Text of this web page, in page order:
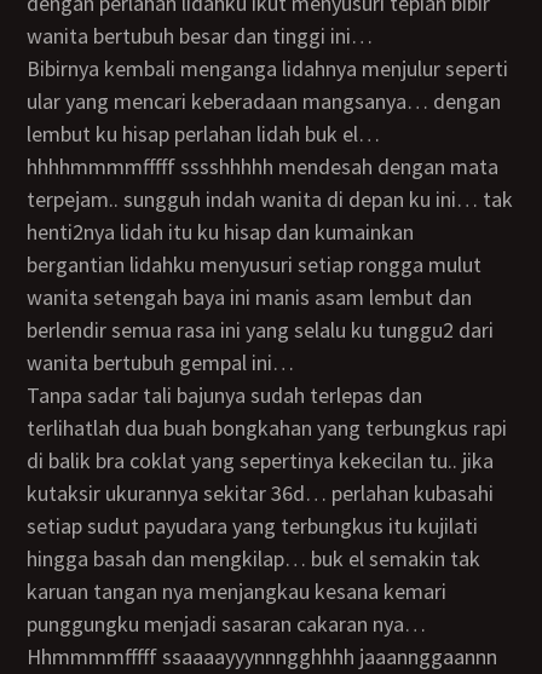
wanita bertubuh besar dan tinggi ini…
bibirnya kembali menganga lidahnya menjulur seperti
ular yang mencari keberadaan mangsanya… dengan
lembut ku hisap perlahan lidah buk el…
hhhhmmmmfffff sssshhhhh mendesah dengan mata
terpejam.. sungguh indah wanita di depan ku ini… tak
henti2nya lidah itu ku hisap dan kumainkan
bergantian lidahku menyusuri setiap rongga mulut
wanita setengah baya ini manis asam lembut dan
berlendir semua rasa ini yang selalu ku tunggu2 dari
wanita bertubuh gempal ini…
tanpa sadar tali bajunya sudah terlepas dan
terlihatlah dua buah bongkahan yang terbungkus rapi
di balik bra coklat yang sepertinya kekecilan tu.. jika
kutaksir ukurannya sekitar 36d… perlahan kubasahi
setiap sudut payudara yang terbungkus itu kujilati
hingga basah dan mengkilap… buk el semakin tak
karuan tangan nya menjangkau kesana kemari
punggungku menjadi sasaran cakaran nya…
hhmmmmfffff ssaaaayyynnngghhhh jaaannggaannn